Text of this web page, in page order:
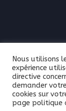
Mentions
Droit commercial –
– Procédure d’appel
Nous utilisons
expérience
directive
demander
cookies sur
page politique